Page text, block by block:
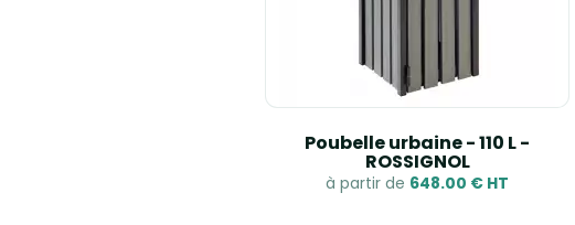
Poubelle urbaine - 110 L -
ROSSIGNOL
à partir de 648.00 € HT